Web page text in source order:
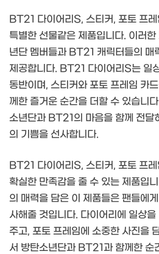
BT21 다이어리S, 스티커, 포토 프레
특별한 선물같은 제품입니다. 이러
년단 멤버들과 BT21 캐릭터들의 매
제공합니다. BT21 다이어리S는 일
동반이며, 스티커와 포토 프레임 카
께한 즐거운 순간을 더할 수 있습니
소년단과 BT21의 마음을 함께 전달
의 기쁨을 선사합니다.
BT21 다이어리S, 스티커, 포토 프레
확실한 만족감을 줄 수 있는 제품입
의 매력을 담은 이 제품들은 팬들에
사해줄 것입니다. 다이어리에 일상
주고, 포토 프레임에 소중한 사진을
서 방탄소년단과 BT21과 함께한 순